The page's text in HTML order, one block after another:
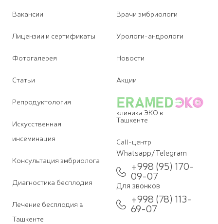
Вакансии
Лицензии и сертификаты
Фотогалерея
Статьи
Репродуктология
Искусственная
инсеминация
Консультация эмбриолога
Диагностика бесплодия
Лечение бесплодия в
Ташкенте
Врачи эмбриологи
Урологи-андрологи
Новости
Акции
клиника ЭКО в
Ташкенте
Call-центр
Whatsapp/Telegram
+998 (95) 170-
09-07
Для звонков
+998 (78) 113-
69-07